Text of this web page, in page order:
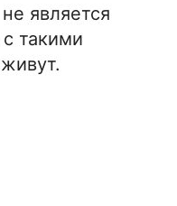
является
такими